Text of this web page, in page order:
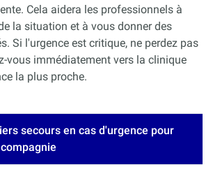
Cela aidera les professionnels à
la situation et à vous donner des
Si l'urgence est critique, ne perdez pas
vous immédiatement vers la clinique
la plus proche.
secours en cas d'urgence pour